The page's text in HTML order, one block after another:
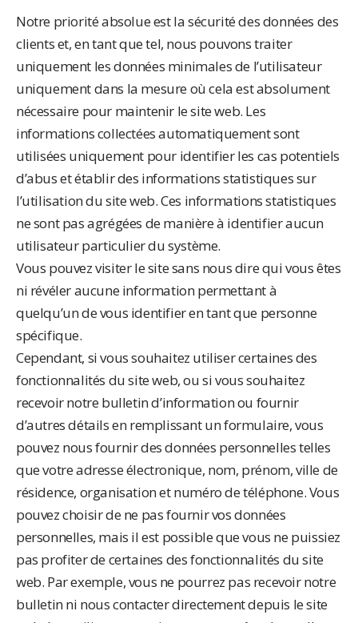
Notre priorité absolue est la sécurité des données des
clients et, en tant que tel, nous pouvons traiter
uniquement les données minimales de l’utilisateur
uniquement dans la mesure où cela est absolument
nécessaire pour maintenir le site web. Les
informations collectées automatiquement sont
utilisées uniquement pour identifier les cas potentiels
d’abus et établir des informations statistiques sur
l’utilisation du site web. Ces informations statistiques
ne sont pas agrégées de manière à identifier aucun
utilisateur particulier du système.
Vous pouvez visiter le site sans nous dire qui vous êtes
ni révéler aucune information permettant à
quelqu’un de vous identifier en tant que personne
spécifique.
Cependant, si vous souhaitez utiliser certaines des
fonctionnalités du site web, ou si vous souhaitez
recevoir notre bulletin d’information ou fournir
d’autres détails en remplissant un formulaire, vous
pouvez nous fournir des données personnelles telles
que votre adresse électronique, nom, prénom, ville de
résidence, organisation et numéro de téléphone. Vous
pouvez choisir de ne pas fournir vos données
personnelles, mais il est possible que vous ne puissiez
pas profiter de certaines des fonctionnalités du site
web. Par exemple, vous ne pourrez pas recevoir notre
bulletin ni nous contacter directement depuis le site